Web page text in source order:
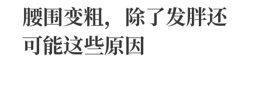
腰围变粗，除了发胖还
可能这些原因